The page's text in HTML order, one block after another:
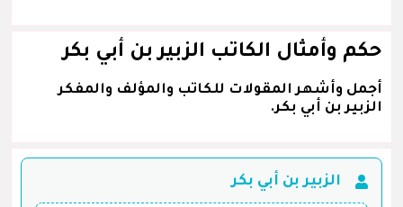
حكم وأمثال الكاتب الزبير بن أبي بكر
أجمل وأشهر المقولات للكاتب والمؤلف والمفكر
الزبير بن أبي بكر.
الزبير بن أبي بكر